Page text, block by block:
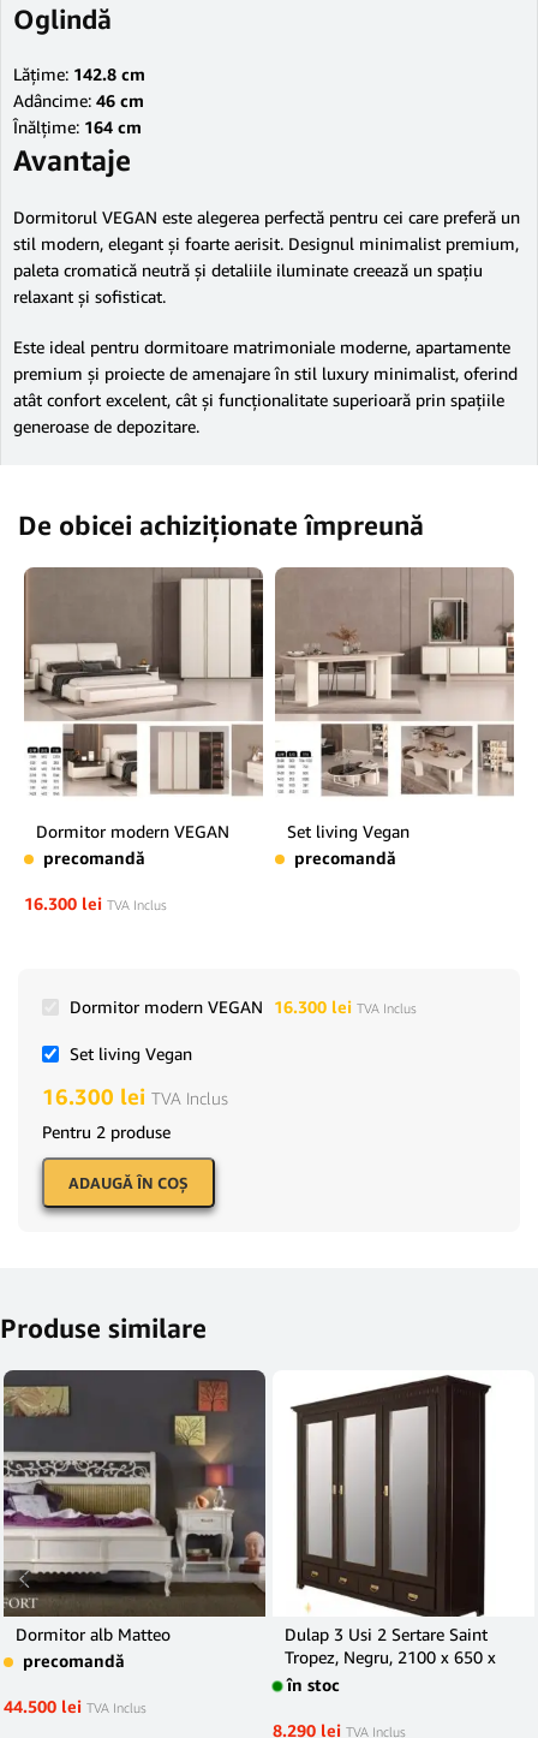
Oglindă
Lățime: 142.8 cm
Adâncime: 46 cm
Înălțime: 164 cm
Avantaje
Dormitorul VEGAN este alegerea perfectă pentru cei care preferă un
stil modern, elegant și foarte aerisit. Designul minimalist premium,
paleta cromatică neutră și detaliile iluminate creează un spațiu
relaxant și sofisticat.
Este ideal pentru dormitoare matrimoniale moderne, apartamente
premium și proiecte de amenajare în stil luxury minimalist, oferind
atât confort excelent, cât și funcționalitate superioară prin spațiile
generoase de depozitare.
De obicei achiziționate împreună
Dormitor modern VEGAN
precomandă
16.300 lei TVA Inclus
Set living Vegan
precomandă
Dormitor modern VEGAN 16.300 lei TVA Inclus
Set living Vegan
16.300 lei TVA Inclus
Pentru 2 produse
ADAUGĂ ÎN COŞ
Produse similare
Dormitor alb Matteo
precomandă
44.500 lei TVA Inclus
Dulap 3 Usi 2 Sertare Saint
Tropez, Negru, 2100 x 650 x
2050 mm.
în stoc
8.290 lei TVA Inclus